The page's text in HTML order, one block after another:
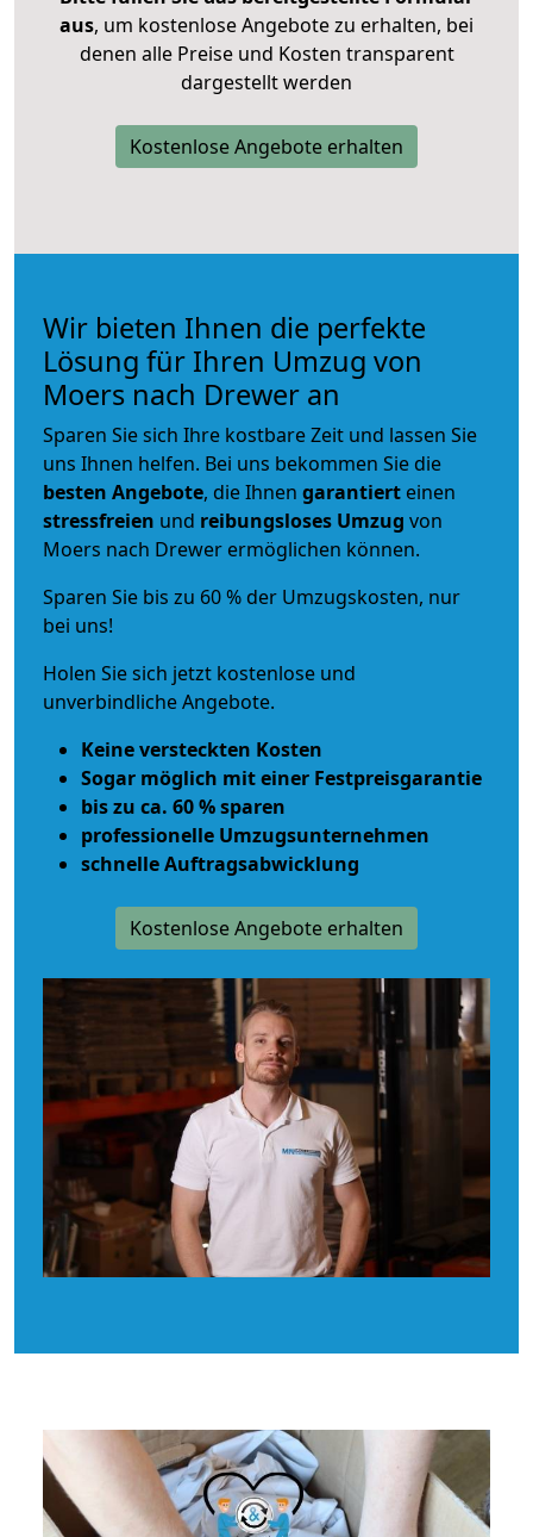
aus, um kostenlose Angebote zu erhalten, bei
denen alle Preise und Kosten transparent
dargestellt werden
Kostenlose Angebote erhalten
Wir bieten Ihnen die perfekte
Lösung für Ihren Umzug von
Moers nach Drewer an
Sparen Sie sich Ihre kostbare Zeit und lassen Sie
uns Ihnen helfen. Bei uns bekommen Sie die
besten Angebote, die Ihnen garantiert einen
stressfreien und reibungsloses Umzug von
Moers nach Drewer ermöglichen können.
Sparen Sie bis zu 60 % der Umzugskosten, nur
bei uns!
Holen Sie sich jetzt kostenlose und
unverbindliche Angebote.
Keine versteckten Kosten
Sogar möglich mit einer Festpreisgarantie
bis zu ca. 60 % sparen
professionelle Umzugsunternehmen
schnelle Auftragsabwicklung
Kostenlose Angebote erhalten